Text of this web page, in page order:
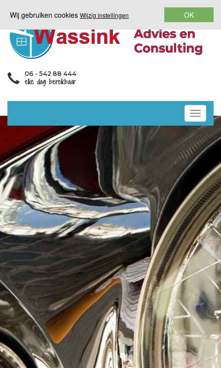
06 - 542 88 444
elke dag bereikbaar
Toggle
Wij gebruiken cookies Wijzig instellingen OK